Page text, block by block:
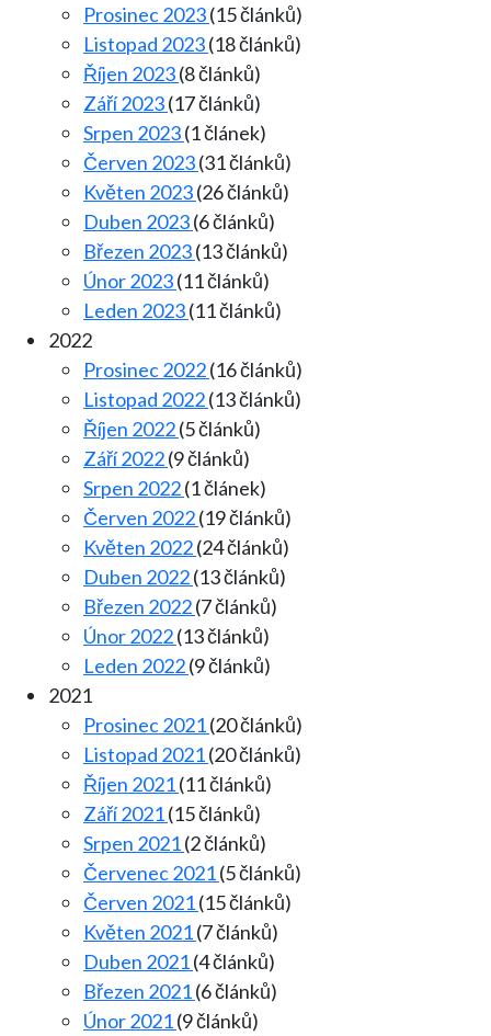
Prosinec 2023(15 článků)
Listopad 2023(18 článků)
Říjen 2023(8 článků)
Září 2023(17 článků)
Srpen 2023(1 článek)
Červen 2023(31 článků)
Květen 2023(26 článků)
Duben 2023(6 článků)
Březen 2023(13 článků)
Únor 2023(11 článků)
Leden 2023(11 článků)
2022
Prosinec 2022(16 článků)
Listopad 2022(13 článků)
Říjen 2022(5 článků)
Září 2022(9 článků)
Srpen 2022(1 článek)
Červen 2022(19 článků)
Květen 2022(24 článků)
Duben 2022(13 článků)
Březen 2022(7 článků)
Únor 2022(13 článků)
Leden 2022(9 článků)
2021
Prosinec 2021(20 článků)
Listopad 2021(20 článků)
Říjen 2021(11 článků)
Září 2021(15 článků)
Srpen 2021(2 článků)
Červenec 2021(5 článků)
Červen 2021(15 článků)
Květen 2021(7 článků)
Duben 2021(4 článků)
Březen 2021(6 článků)
Únor 2021(9 článků)